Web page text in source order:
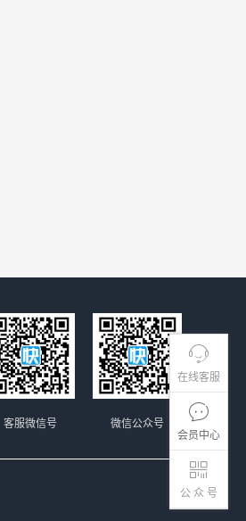
在线客服
会员中心
公 众 号
微信公众号
客服微信号